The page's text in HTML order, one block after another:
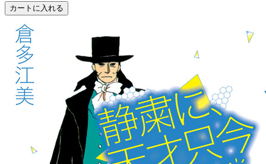
カートに入れる